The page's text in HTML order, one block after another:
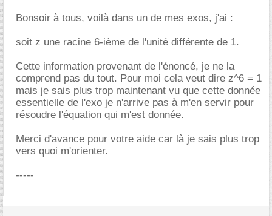
Bonsoir à tous, voilà dans un de mes exos, j'ai :
soit z une racine 6-ième de l'unité différente de 1.
Cette information provenant de l'énoncé, je ne la
comprend pas du tout. Pour moi cela veut dire z^6 = 1
mais je sais plus trop maintenant vu que cette donnée
essentielle de l'exo je n'arrive pas à m'en servir pour
résoudre l'équation qui m'est donnée.
Merci d'avance pour votre aide car là je sais plus trop
vers quoi m'orienter.
-----